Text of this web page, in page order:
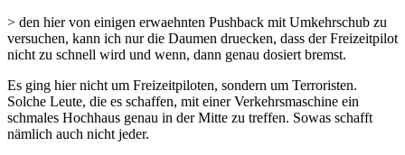
> den hier von einigen erwaehnten Pushback mit Umkehrschub zu
versuchen, kann ich nur die Daumen druecken, dass der Freizeitpilot
nicht zu schnell wird und wenn, dann genau dosiert bremst.
Es ging hier nicht um Freizeitpiloten, sondern um Terroristen.
Solche Leute, die es schaffen, mit einer Verkehrsmaschine ein
schmales Hochhaus genau in der Mitte zu treffen. Sowas schafft
nämlich auch nicht jeder.